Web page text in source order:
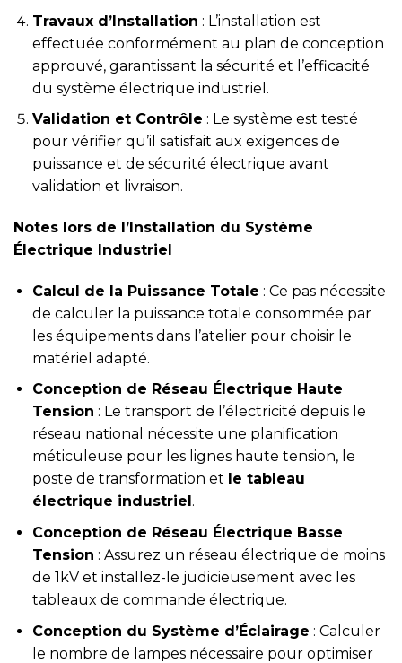
Travaux d’Installation : L’installation est
effectuée conformément au plan de conception
approuvé, garantissant la sécurité et l’efficacité
du système électrique industriel.
Validation et Contrôle : Le système est testé
pour vérifier qu’il satisfait aux exigences de
puissance et de sécurité électrique avant
validation et livraison.
Notes lors de l’Installation du Système
Électrique Industriel
Calcul de la Puissance Totale : Ce pas nécessite
de calculer la puissance totale consommée par
les équipements dans l’atelier pour choisir le
matériel adapté.
Conception de Réseau Électrique Haute
Tension : Le transport de l’électricité depuis le
réseau national nécessite une planification
méticuleuse pour les lignes haute tension, le
poste de transformation et le tableau
électrique industriel .
Conception de Réseau Électrique Basse
Tension : Assurez un réseau électrique de moins
de 1kV et installez-le judicieusement avec les
tableaux de commande électrique.
Conception du Système d’Éclairage : Calculer
le nombre de lampes nécessaire pour optimiser